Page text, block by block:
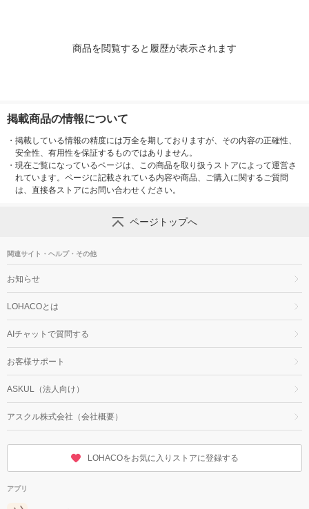
商品を閲覧すると履歴が表示されます
掲載商品の情報について
・ 掲載している情報の精度には万全を期しておりますが、その内容の正確性、
安全性、有用性を保証するものではありません。
・ 現在ご覧になっているページは、この商品を取り扱うストアによって運営さ
れています。ページに記載されている内容や商品、ご購入に関するご質問
は、直接各ストアにお問い合わせください。
ページトップへ
関連サイト・ヘルプ・その他
お知らせ
LOHACOとは
AIチャットで質問する
お客様サポート
ASKUL（法人向け）
アスクル株式会社（会社概要）
LOHACOをお気に入りストアに登録する
アプリ